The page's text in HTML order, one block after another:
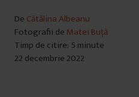
De Cătălina Albeanu
Fotografii de Matei Buță
Timp de citire: 5 minute
22 decembrie 2022